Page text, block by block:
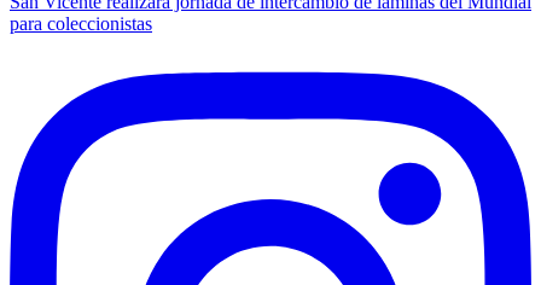
entradas
para coleccionistas